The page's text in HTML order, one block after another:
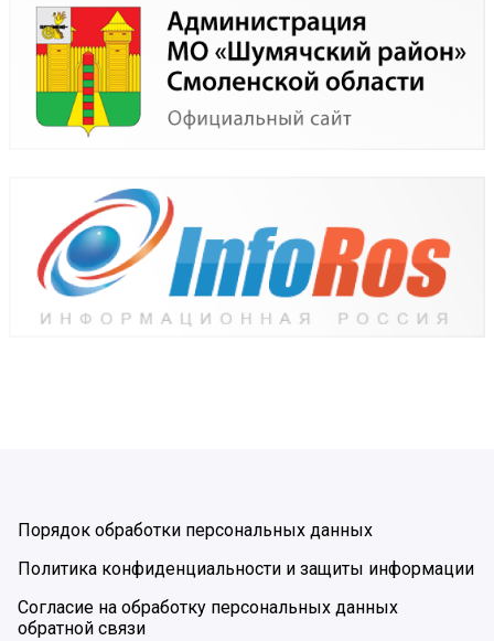
Порядок обработки персональных данных
Политика конфиденциальности и защиты информации
Согласие на обработку персональных данных
обратной связи